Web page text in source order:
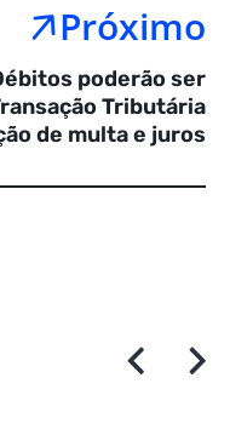
Próximo
poderão ser
Tributária
de multa e juros